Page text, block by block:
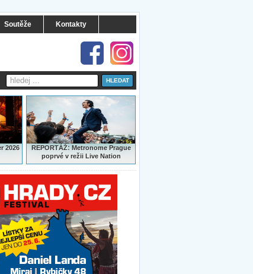
Soutěže Kontakty
2026
REPORTÁŽ:Metronome Prague
poprvé v režii Live Nation